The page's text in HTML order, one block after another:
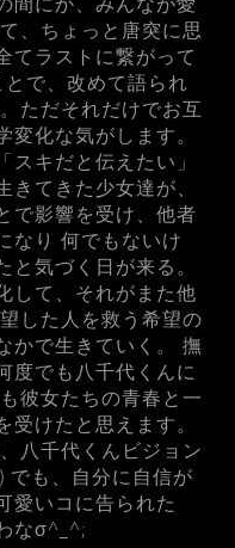
、ちょっと唐突に思
てラストに繋がって
で、改めて語られ
ただそれだけでお互
化な気がします。
スキだと伝えたい」
てきた少女達が、
で影響を受け、他者
なり 何でもないけ
気づく日が来る。
して、それがまた他
した人を救う希望の
かで生きていく。 撫
度でも八千代くんに
彼女たちの青春と一
けたと思えます。
八千代くんビジョン
も、自分に自信が
愛いコに告られた
なσ^_^;